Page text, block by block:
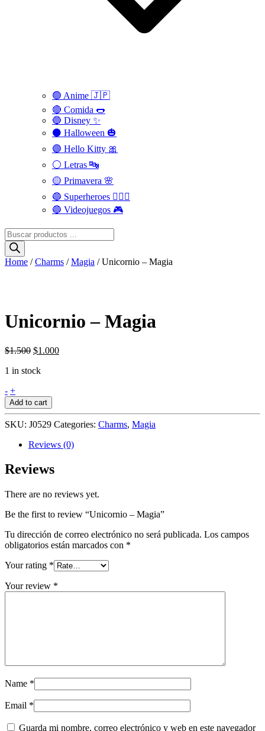
🟢 Anime 🇯🇵
🔴 Comida 🌭
🔵 Disney ✨
⚫ Halloween 🎃
🟣 Hello Kitty 🎀
⚪️ Letras 🔤
🟡 Primavera 🌸
🔵 Superheroes 🦸🏻‍♂️
🔵 Videojuegos 🎮
Búsqueda
de
productos
Home /Charms /Magia / Unicornio – Magia
Unicornio – Magia
$1.500 $1.000
1 in stock
- Unicornio
-
Magia
quantity
+
Add to cart
SKU: J0529 Categories: Charms, Magia
Reviews (0)
Reviews
There are no reviews yet.
Be the first to review “Unicornio – Magia”
Tu dirección de correo electrónico no será publicada. Los campos
obligatorios están marcados con *
Your rating *
Your review *
Name *
Email *
Guarda mi nombre, correo electrónico y web en este navegador